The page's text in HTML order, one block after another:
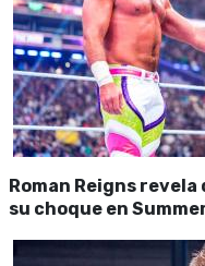
Roman Reigns
su choque en